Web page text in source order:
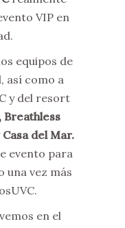
VIP en
equipos de
así como a
y del resort
Breathless
del Mar.
evento para
una vez más
en el